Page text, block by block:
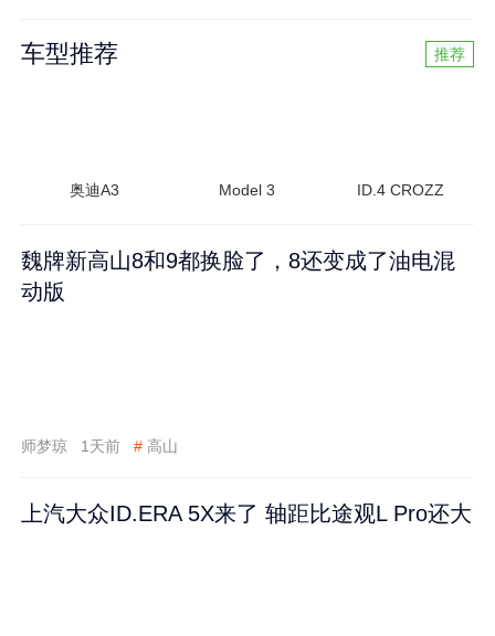
车型推荐 推荐
奥迪A3 Model 3 ID.4 CROZZ
魏牌新高山8和9都换脸了，8还变成了油电混
动版
师梦琼 1天前 # 高山
上汽大众ID.ERA 5X来了 轴距比途观L Pro还大